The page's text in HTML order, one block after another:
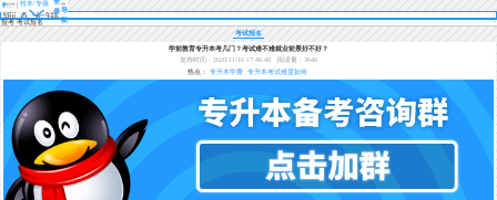
转本/专接
本
登
录导
航
报考 考试报名
考试报名
学前教育专升本考几门？考试难不难就业前景好不好？
发布时间：2020/11/16 17:46:40
阅读量：3648
热点：专升本学费 专升本考试难度如何